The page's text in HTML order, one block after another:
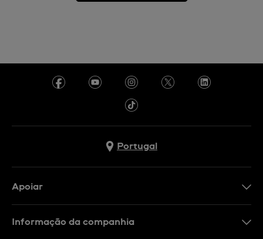
Portugal
Apoiar
Informação da companhia